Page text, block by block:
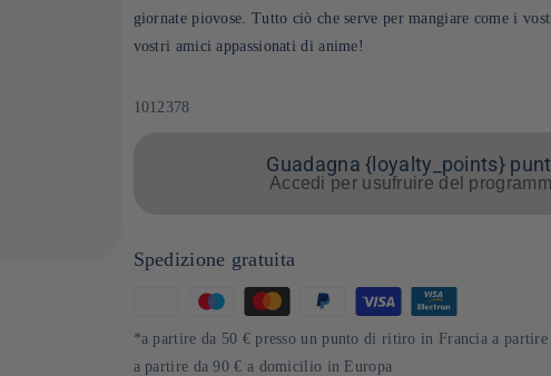
giornate piovose. Tutto ciò che serve per mangiare come i
vostri amici appassionati di anime!
SKU:
1012378
Guadagna {loyalty_points}
Accedi per usufruire del
Spedizione gratuita
di
pagamento
*a partire da 50 € presso un punto di ritiro in Francia a
a partire da 90 € a domicilio in Europa